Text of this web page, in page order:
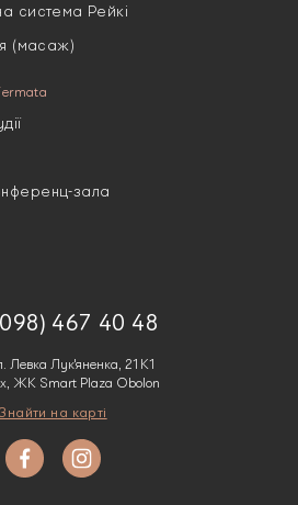
система Рейкі
(масаж)
зала
467 40 48
Левка Лук'яненка, 21К1
ЖК Smart Plaza Obolon
на карті